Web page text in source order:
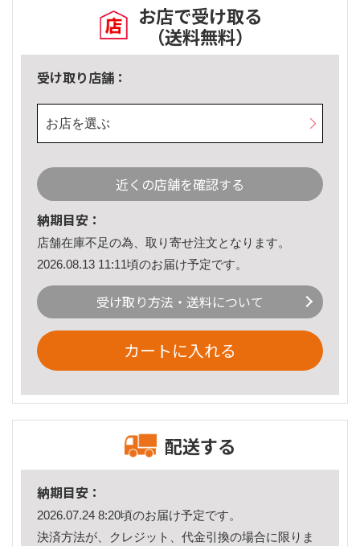
お店で受け取る
（送料無料）
受け取り店舗：
お店を選ぶ
近くの店舗を確認する
納期目安：
店舗在庫不足の為、取り寄せ注文となります。
2026.08.13 11:11頃のお届け予定です。
受け取り方法・送料について
カートに入れる
配送する
納期目安：
2026.07.24 8:20頃のお届け予定です。
決済方法が、クレジット、代金引換の場合に限りま